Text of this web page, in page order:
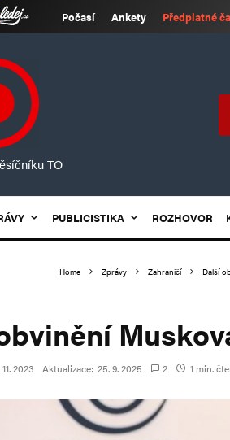
Počasí Ankety Předplatné
TO
PUBLICISTIKA ROZHOVOR
Home Zprávy Zahraničí Další
2023 Aktualizace: 25. 9. 2025 2 1 min.